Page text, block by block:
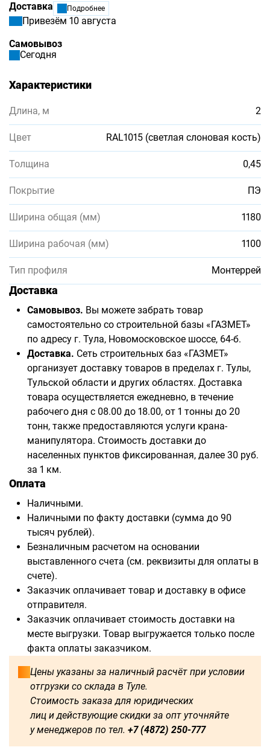
Доставка
Подробнее
Привезём 10 августа
Самовывоз
Сегодня
Характеристики
Длина, м 2
Цвет RAL1015 (светлая слоновая кость)
Толщина 0,45
Покрытие ПЭ
Ширина общая (мм) 1180
Ширина рабочая (мм) 1100
Тип профиля Монтеррей
Доставка
Самовывоз. Вы можете забрать товар
самостоятельно со строительной базы «ГАЗМЕТ»
по адресу г. Тула, Новомосковское шоссе, 64-б.
Доставка. Сеть строительных баз «ГАЗМЕТ»
организует доставку товаров в пределах г. Тулы,
Тульской области и других областях. Доставка
товара осуществляется ежедневно, в течение
рабочего дня с 08.00 до 18.00, от 1 тонны до 20
тонн, также предоставляются услуги крана-
манипулятора. Стоимость доставки до
населенных пунктов фиксированная, далее 30 руб.
за 1 км.
Оплата
Наличными.
Наличными по факту доставки (сумма до 90
тысяч рублей).
Безналичным расчетом на основании
выставленного счета (см. реквизиты для оплаты в
счете).
Заказчик оплачивает товар и доставку в офисе
отправителя.
Заказчик оплачивает стоимость доставки на
месте выгрузки. Товар выгружается только после
факта оплаты заказчиком.
Цены указаны за наличный расчёт при условии
отгрузки со склада в Туле.
Стоимость заказа для юридических
лиц и действующие скидки за опт уточняйте
у менеджеров по тел. +7 (4872) 250-777
1750 2000 2250 2750
3500 3750
4000 4500 4750 5000
5250 5500 5750 6000